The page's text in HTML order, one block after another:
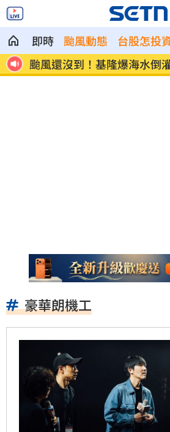
即時 颱風動態 台股怎投
疾
颱風還沒到！基隆爆海水倒
豪華朗機工